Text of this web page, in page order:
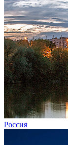
Россия